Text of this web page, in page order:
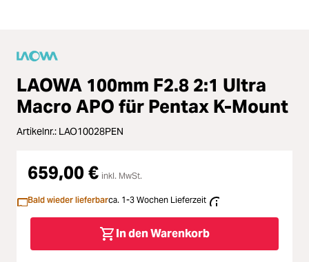
Loading...
Loading...
Bildbearbeitung
Loading...
Loading...
Loading...
LAOWA 100mm F2.8 2:1 Ultra
Macro APO für Pentax K-Mount
Artikelnr.: LAO10028PEN
659,00 € inkl. MwSt.
Bald wieder lieferbarca. 1-3 Wochen Lieferzeit
In den Warenkorb